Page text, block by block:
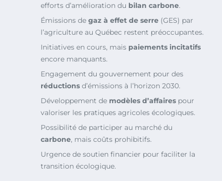
efforts d’amélioration du bilan carbone.
Émissions de gaz à effet de serre (GES) par
l’agriculture au Québec restent préoccupantes.
Initiatives en cours, mais paiements incitatifs
encore manquants.
Engagement du gouvernement pour des
réductions d’émissions à l’horizon 2030.
Développement de modèles d’affaires pour
valoriser les pratiques agricoles écologiques.
Possibilité de participer au marché du
carbone, mais coûts prohibitifs.
Urgence de soutien financier pour faciliter la
transition écologique.